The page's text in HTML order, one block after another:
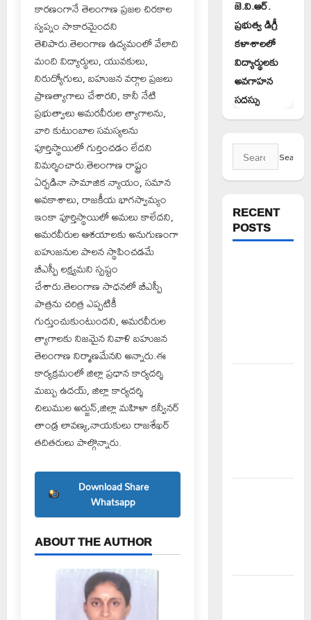
కారణంగానే తెలంగాణ ప్రజల చిరకాల
స్వప్నం సాకారమైందని
తెలిపారు.తెలంగాణ ఉద్యమంలో వేలాది
మంది విద్యార్థులు, యువకులు,
నిరుద్యోగులు, బహుజన వర్గాల ప్రజలు
ప్రాణత్యాగాలు చేశారని, కానీ నేటి
ప్రభుత్వాలు అమరవీరుల త్యాగాలను,
వారి కుటుంబాల సమస్యలను
పూర్తిస్థాయిలో గుర్తించడం లేదని
విమర్శించారు.తెలంగాణ రాష్ట్రం
ఏర్పడినా సామాజిక న్యాయం, సమాన
అవకాశాలు, రాజకీయ భాగస్వామ్యం
ఇంకా పూర్తిస్థాయిలో అమలు కాలేదని,
అమరవీరుల ఆశయాలకు అనుగుణంగా
బహుజనుల పాలన స్థాపించడమే
బీఎస్పీ లక్ష్యమని స్పష్టం
చేశారు.తెలంగాణ సాధనలో బీఎస్పీ
పాత్రను చరిత్ర ఎప్పటికీ
గుర్తుంచుకుంటుందని, అమరవీరుల
త్యాగాలకు నిజమైన నివాళి బహుజన
తెలంగాణ నిర్మాణమేనని అన్నారు.ఈ
కార్యక్రమంలో జిల్లా ప్రధాన కార్యదర్శి
మబ్బు ఉదయ్, జిల్లా కార్యదర్శి
చిలుముల అర్జున్,జిల్లా మహిళా కన్వీనర్
తాండ్ర లావణ్య,నాయకులు రాజశేఖర్
తదితరులు పాల్గొన్నారు.
Download Share
Whatsapp
ABOUT THE AUTHOR
జె.వి.ఆర్.
ప్రభుత్వ డిగ్రీ
కళాశాలలో
విద్యార్థులకు
అవగాహన
సదస్సు
Search
for:
RECENT
POSTS